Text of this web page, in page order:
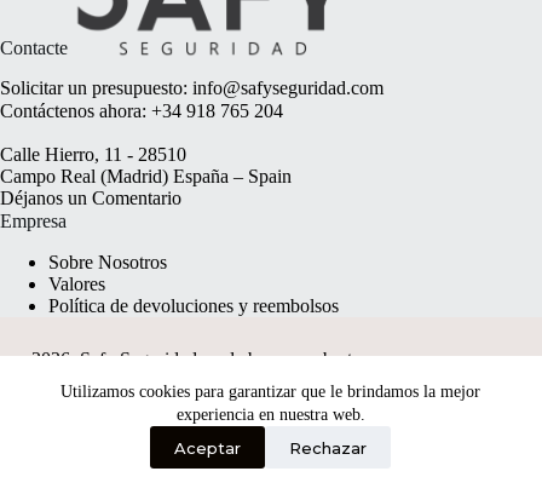
Utilizamos cookies para garantizar que le brindamos la mejor
experiencia en nuestra web.
Aceptar Rechazar
Contacte
Solicitar un presupuesto: info@safyseguridad.com
Contáctenos ahora: +34 918 765 204
Calle Hierro, 11 - 28510
Campo Real (Madrid) España – Spain
Déjanos un Comentario
Empresa
Sobre Nosotros
Valores
Política de devoluciones y reembolsos
2026, Safy Seguridad made byanyweb.pt